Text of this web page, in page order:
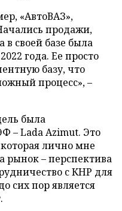
«АвтоВАЗ»,
продажи,
своей базе была
года. Ее просто
базу, что
процесс», –
была
– Lada Azimut. Это
лично мне
рынок – перспектива
с КНР для
сих пор является